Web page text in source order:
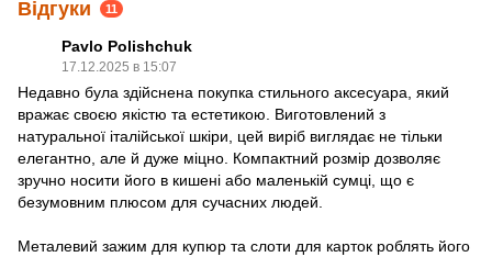
Відгуки 11
Pavlo Polishchuk
17.12.2025 в 15:07
Недавно була здійснена покупка стильного аксесуара, який
вражає своєю якістю та естетикою. Виготовлений з
натуральної італійської шкіри, цей виріб виглядає не тільки
елегантно, але й дуже міцно. Компактний розмір дозволяє
зручно носити його в кишені або маленькій сумці, що є
безумовним плюсом для сучасних людей.
Металевий зажим для купюр та слоти для карток роблять його